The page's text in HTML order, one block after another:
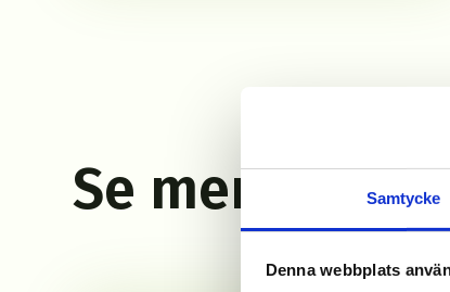
Samtycke
Denna webbplats
Se mer om